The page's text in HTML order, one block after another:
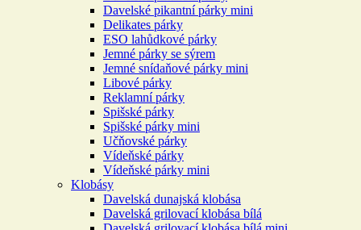
Davelské pikantní párky mini
Delikates párky
ESO lahůdkové párky
Jemné párky se sýrem
Jemné snídaňové párky mini
Libové párky
Reklamní párky
Spišské párky
Spišské párky mini
Učňovské párky
Vídeňské párky
Vídeňské párky mini
Klobásy
Davelská dunajská klobása
Davelská grilovací klobása bílá